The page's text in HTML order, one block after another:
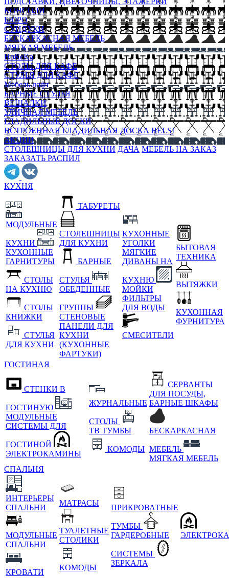
КОНСОЛИ
БЮРО
СУНДУКИ
БЕСКАРКАСНАЯ МЕБЕЛЬ
МЯГКАЯ МЕБЕЛЬ
HoReKa
СТОЛЫ ДЛЯ КАФЕ
СТУЛЬЯ ДЛЯ КАФЕ
Мебель лофт
БАРНЫЕ СТУЛЬЯ
ВЕШАЛКИ
УЛИЧНАЯ МЕБЕЛЬ
ГЛАДИЛЬНЫЕ ДОСКИ
ВСТРОЕННАЯ ГЛАДИЛЬНАЯ ДОСКА BELSI
АКЦИИ
СТОЛЕШНИЦЫ ДЛЯ КУХНИ ДАЧА МЕБЕЛЬ НА ЗАКАЗ
ЗАКАЗАТЬ РАСПИЛ
КУХНЯ
МОДУЛЬНЫЕ
КУХНИ
КУХОННЫЕ
ГАРНИТУРЫ
СТОЛЫ
НА КУХНЮ
СТОЛЫ
КНИЖКИ
СТУЛЬЯ
ДЛЯ КУХНИ
ТАБУРЕТЫ
СТОЛЕШНИЦЫ
ДЛЯ КУХНИ
БАРНЫЕ
СТУЛЬЯ
ОБЕДЕННЫЕ
ГРУППЫ
СТЕНОВЫЕ
ПАНЕЛИ ДЛЯ
КУХНИ
(КУХОННЫЕ
ФАРТУКИ)
КУХОННЫЕ
УГОЛКИ
МЯГКИЕ
ДИВАНЫ НА
КУХНЮ
МОЙКИ
ФИЛЬТРЫ
ДЛЯ ВОДЫ
СМЕСИТЕЛИ
БЫТОВАЯ
ТЕХНИКА
ВЫТЯЖКИ
КУХОННАЯ
ФУРНИТУРА
ГОСТИНАЯ
СТЕНКИ В
ГОСТИНУЮ
МОДУЛЬНЫЕ
СИСТЕМЫ ДЛЯ
ГОСТИНОЙ
ЭЛЕКТРОКАМИНЫ
ЖУРНАЛЬНЫЕ
СТОЛЫ
ТВ ТУМБЫ
КОМОДЫ
СЕРВАНТЫ
ДЛЯ ПОСУДЫ,
БАРНЫЕ ШКАФЫ
БЕСКАРКАСНАЯ
МЕБЕЛЬ
МЯГКАЯ МЕБЕЛЬ
СПАЛЬНЯ
ИНТЕРЬЕРЫ
СПАЛЬНИ
МОДУЛЬНЫЕ
СПАЛЬНИ
КРОВАТИ
МАТРАСЫ
ТУАЛЕТНЫЕ
СТОЛИКИ
КОМОДЫ
ПРИКРОВАТНЫЕ
ТУМБЫ
ГАРДЕРОБНЫЕ
СИСТЕМЫ
ЗЕРКАЛА